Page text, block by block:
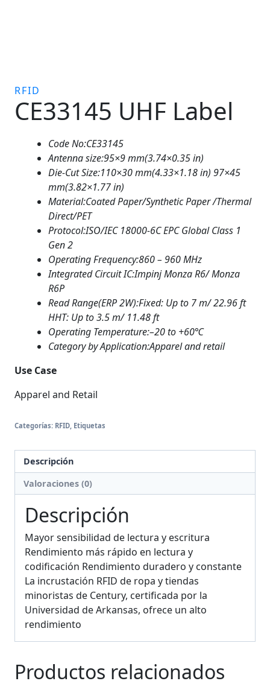
RFID
CE33145 UHF Label
Code No:CE33145
Antenna size:95×9 mm(3.74×0.35 in)
Die-Cut Size:110×30 mm(4.33×1.18 in) 97×45
mm(3.82×1.77 in)
Material:Coated Paper/Synthetic Paper /Thermal
Direct/PET
Protocol:ISO/IEC 18000-6C EPC Global Class 1
Gen 2
Operating Frequency:860 – 960 MHz
Integrated Circuit IC:Impinj Monza R6/ Monza
R6P
Read Range(ERP 2W):Fixed: Up to 7 m/ 22.96 ft
HHT: Up to 3.5 m/ 11.48 ft
Operating Temperature:–20 to +60℃
Category by Application:Apparel and retail
Use Case
Apparel and Retail
Categorías: RFID, Etiquetas
Descripción
Valoraciones (0)
Descripción
Mayor sensibilidad de lectura y escritura
Rendimiento más rápido en lectura y
codificación Rendimiento duradero y constante
La incrustación RFID de ropa y tiendas
minoristas de Century, certificada por la
Universidad de Arkansas, ofrece un alto
rendimiento
Productos relacionados